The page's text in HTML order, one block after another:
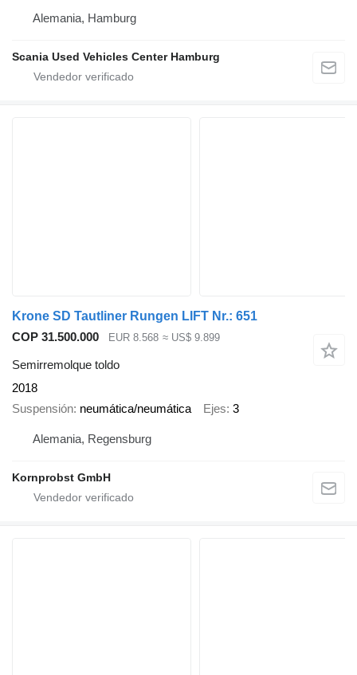
Alemania, Hamburg
Scania Used Vehicles Center Hamburg
Krone SD Tautliner Rungen LIFT Nr.: 651
COP 31.500.000
EUR 8.568 ≈ US$ 9.899
Semirremolque toldo
2018
Suspensión neumática/neumática Ejes 3
Alemania, Regensburg
Kornprobst GmbH